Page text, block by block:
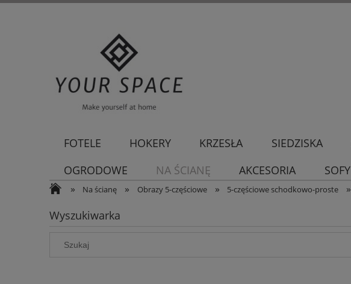
FOTELE HOKERY KRZESŁA SIEDZISKA
OGRODOWE
NA ŚCIANĘ AKCESORIA SOFY
» Na ścianę » Obrazy 5-częściowe » 5-częściowe schodkowo-proste »
Wyszukiwarka